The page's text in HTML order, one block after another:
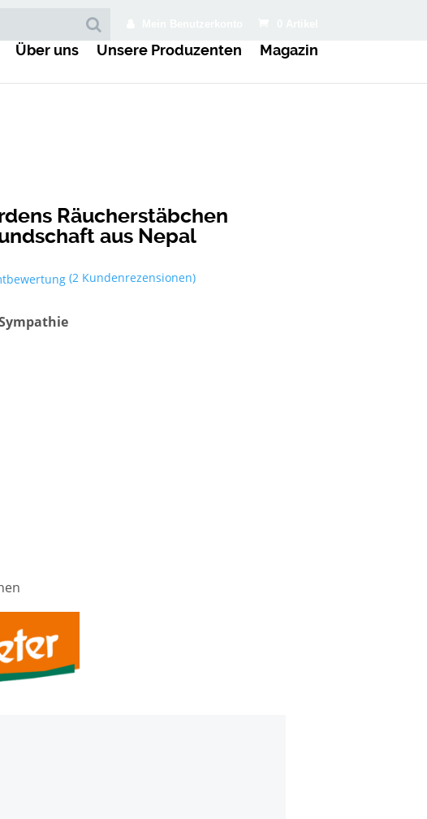
Über uns Unsere Produzenten Magazin
Räucherstäbchen
aus Nepal
(2Kundenrezensionen)